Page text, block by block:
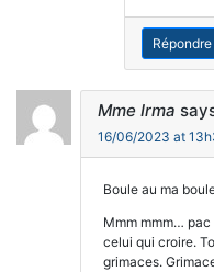
Répondre
Mme Irma
16/06/2023 at
Boule au ma
Mmm mmm… pac
celui qui croire.
grimaces.